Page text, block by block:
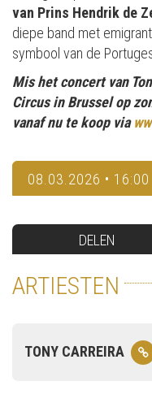
van Prins Hendrik de
diepe band met
symbool van de
Mis het concert van
Circus in Brussel op
vanaf nu te koop via
08.03.2026 • 16:00
DELEN
ARTIESTEN
TONY CARREIRA